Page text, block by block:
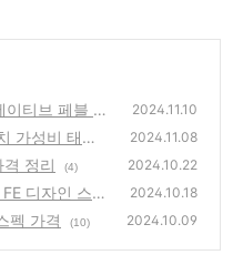
이티브 페블 P
2024.11.10
가성비 태블
2024.11.08
정리 (4) 2024.10.22
디자인 스펙
2024.10.18
펙 가격 (10) 2024.10.09